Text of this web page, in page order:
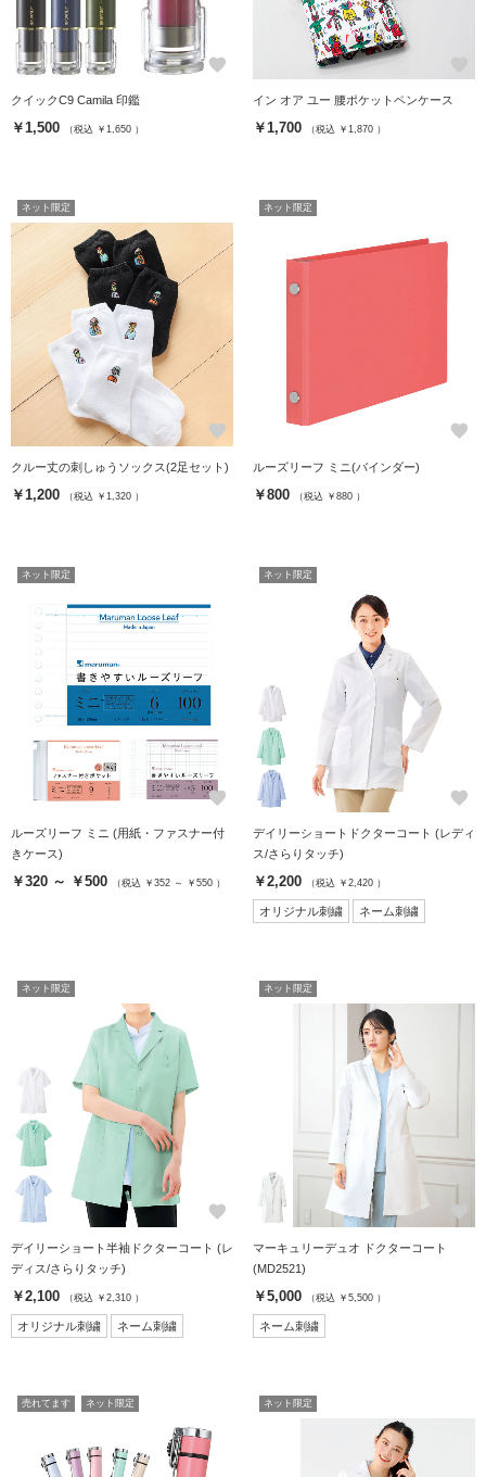
favorite
クイックC9 Camila 印鑑
￥1,500 （税込 ￥1,650 ）
イン オア ユー 腰ポケットペンケース
￥1,700 （税込 ￥1,870 ）
ネット限定
favorite
クルー丈の刺しゅうソックス(2足セット)
￥1,200 （税込 ￥1,320 ）
ネット限定
favorite
ルーズリーフ ミニ(バインダー)
￥800 （税込 ￥880 ）
ネット限定
favorite
ルーズリーフ ミニ (用紙・ファスナー付
きケース)
￥320 ～ ￥500 （税込 ￥352 ～ ￥550 ）
ネット限定
favorite
デイリーショートドクターコート (レディ
ス/さらりタッチ)
￥2,200 （税込 ￥2,420 ）
オリジナル刺繍 ネーム刺繍
ネット限定
favorite
デイリーショート半袖ドクターコート (レ
ディス/さらりタッチ)
￥2,100 （税込 ￥2,310 ）
オリジナル刺繍 ネーム刺繍
ネット限定
favorite
マーキュリーデュオ ドクターコート
(MD2521)
￥5,000 （税込 ￥5,500 ）
ネーム刺繍
売れてます ネット限定 ネット限定